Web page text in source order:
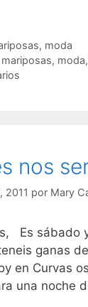
, moda
mariposas, moda,
nos
2011 por Mary
Es sábado
ganas
en Curvas
una noche